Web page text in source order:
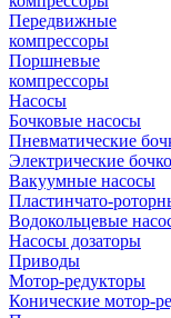
Передвижные
компрессоры
Поршневые
компрессоры
Насосы
Бочковые насосы
Пневматические
Электрические
Вакуумные насосы
Пластинчато-
Водокольцевые
Насосы дозаторы
Приводы
Мотор-редукторы
Конические мотор-